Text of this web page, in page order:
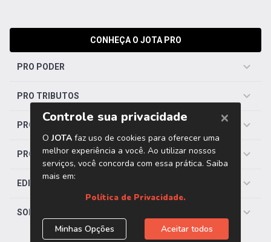
CONHEÇA O JOTA PRO
PRO PODER
PRO TRIBUTOS
PRO TRABALHISTA
PRO SAÚDE
EDITORIAS
SOBRE O JOTA